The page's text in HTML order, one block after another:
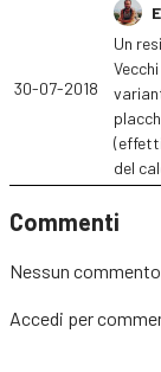
30-07-2018
Un
del
Commenti
Nessun commento
Accedi per